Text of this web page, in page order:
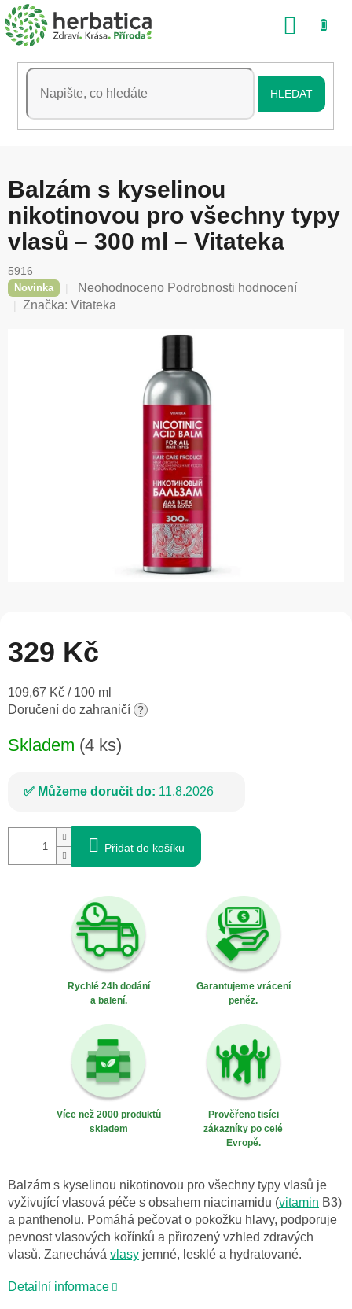
Přejít
na
obsah
HLEDAT
Balzám s kyselinou
nikotinovou pro všechny typy
vlasů – 300 ml – Vitateka
5916
Novinka
Průměrné
hodnocení
Neohodnoceno Podrobnosti hodnocení
Značka: Vitateka
329 Kč
Měrná
cena:
109,67 Kč / 100 ml
Doručení do zahraničí ?
Skladem (4 ks)
Můžeme doručit do: 11.8.2026
Přidat do košíku
Rychlé 24h dodání
a balení.
Garantujeme vrácení
peněz.
Více než 2000 produktů
skladem
Prověřeno tisíci
zákazníky po celé
Evropě.
Balzám s kyselinou nikotinovou pro všechny typy vlasů je
vyživující vlasová péče s obsahem niacinamidu (vitamin B3)
a panthenolu. Pomáhá pečovat o pokožku hlavy, podporuje
pevnost vlasových kořínků a přirozený vzhled zdravých
vlasů. Zanechává vlasy jemné, lesklé a hydratované.
Detailní informace